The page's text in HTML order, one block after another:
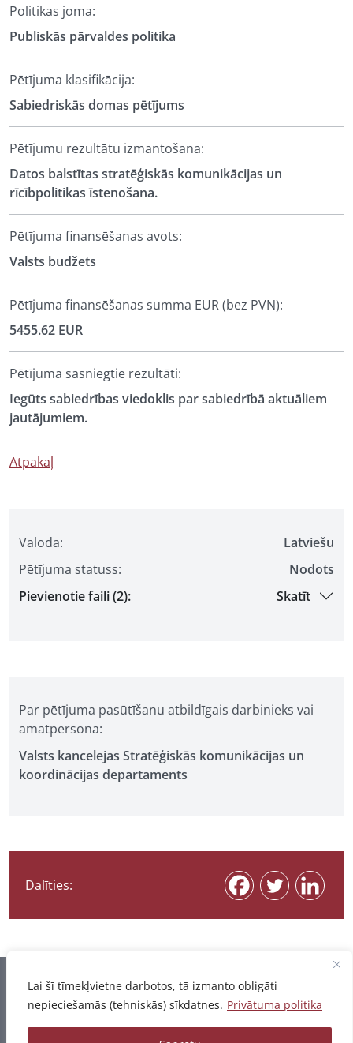
Lai šī tīmekļvietne darbotos, tā izmanto obligāti
nepieciešamās (tehniskās) sīkdatnes. Privātuma politika
Valoda:
Latviešu
Pētījuma statuss:
Nodots
Pievienotie faili (2):
Skatīt
Par pētījuma pasūtīšanu atbildīgais darbinieks vai
amatpersona:
Valsts kancelejas Stratēģiskās komunikācijas un
koordinācijas departaments
Dalīties:
Politikas joma:
Publiskās pārvaldes politika
Pētījuma klasifikācija:
Sabiedriskās domas pētījums
Pētījumu rezultātu izmantošana:
Datos balstītas stratēģiskās komunikācijas un
rīcībpolitikas īstenošana.
Pētījuma finansēšanas avots:
Valsts budžets
Pētījuma finansēšanas summa EUR (bez PVN):
5455.62 EUR
Pētījuma sasniegtie rezultāti:
Iegūts sabiedrības viedoklis par sabiedrībā aktuāliem
jautājumiem.
Atpakaļ
Informācija pēdējo reizi atjaunota 07.08.2026